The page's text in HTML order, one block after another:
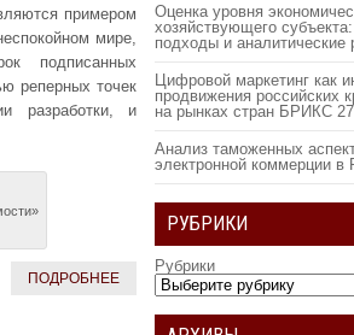
примером
мире,
подписанных
реперных точек
разработки, и
ПОДРОБНЕЕ
Оценка уровня
хозяйствующего
подходы и аналитические
Цифровой маркетинг как
продвижения российских
на рынках стран БРИКС
Анализ таможенных
электронной коммерции в
РУБРИКИ
Рубрики